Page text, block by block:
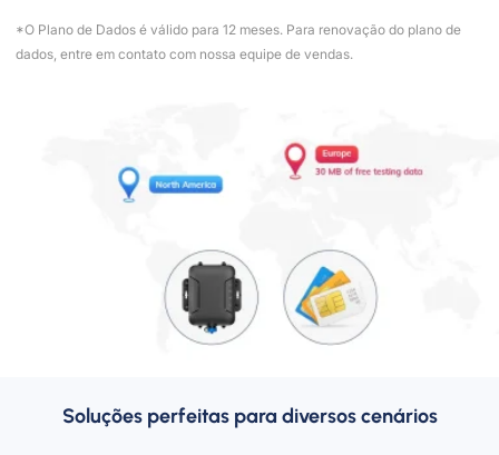
*O Plano de Dados é válido para 12 meses. Para renovação do plano de
dados, entre em contato com nossa equipe de vendas.
Soluções perfeitas para diversos cenários